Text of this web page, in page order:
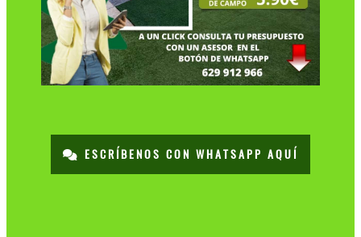
ESCRÍBENOS CON WHATSAPP AQUÍ